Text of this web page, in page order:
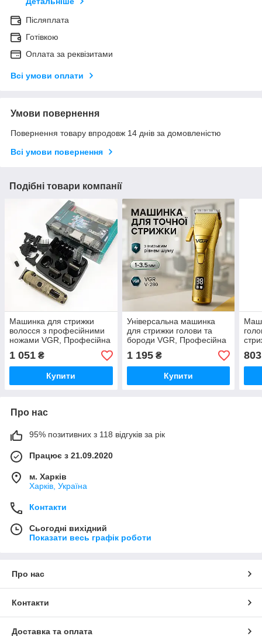
Післяплата
Готівкою
Оплата за реквізитами
Всі умови оплати
Умови повернення
Повернення товару впродовж 14 днів за домовленістю
Всі умови повернення
Подібні товари компанії
Машинка для стрижки
волосся з професійними
ножами VGR, Професійна
машинка для стрижки
волосся в салон PJ-95
1 051 ₴
Купити
Універсальна машинка
для стрижки голови та
бороди VGR, Професійна
машинка для стрижки
волосся в салон GJ-83
1 195₴
Купити
803
Про нас
95% позитивних з 118 відгуків за рік
Працює з 21.09.2020
м. Харків
Харків, Україна
Контакти
Сьогодні вихідний
Показати весь графік роботи
Про нас
Контакти
Доставка та оплата